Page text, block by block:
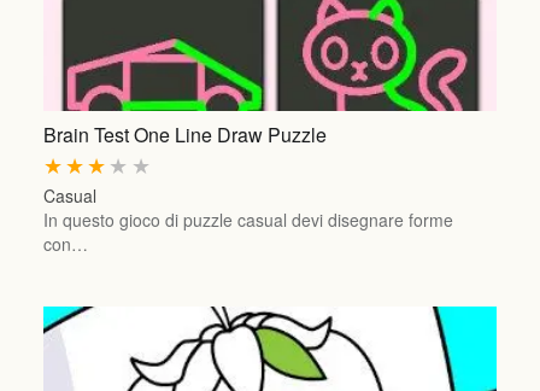
Brain Test One Line Draw Puzzle
★
★
★
★
★
Casual
In questo gioco di puzzle casual devi disegnare forme
con…